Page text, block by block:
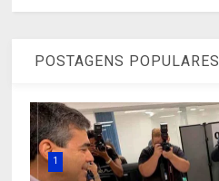
POSTAGENS POPULARES
1